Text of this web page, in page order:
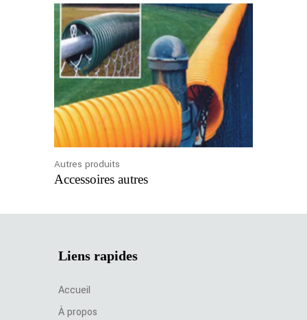
Autres produits
Accessoires autres
Liens rapides
Accueil
À propos